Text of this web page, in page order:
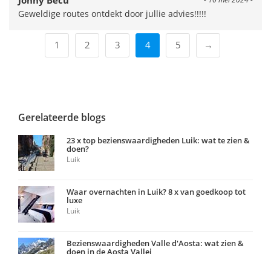
Geweldige routes ontdekt door jullie advies!!!!!
1 2 3 4 5 →
Gerelateerde blogs
23 x top bezienswaardigheden Luik: wat te zien &
doen?
Luik
Waar overnachten in Luik? 8 x van goedkoop tot
luxe
Luik
Bezienswaardigheden Valle d'Aosta: wat zien &
doen in de Aosta Vallei